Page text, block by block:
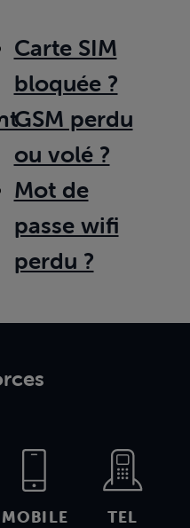
Carte SIM
bloquée ?
GSM perdu
ou volé ?
Mot de
passe wifi
perdu ?
MOBILE TEL